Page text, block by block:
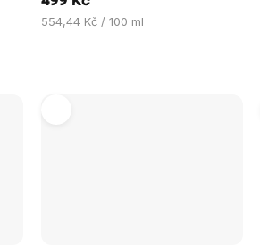
Měrná
554,44 Kč / 100 ml